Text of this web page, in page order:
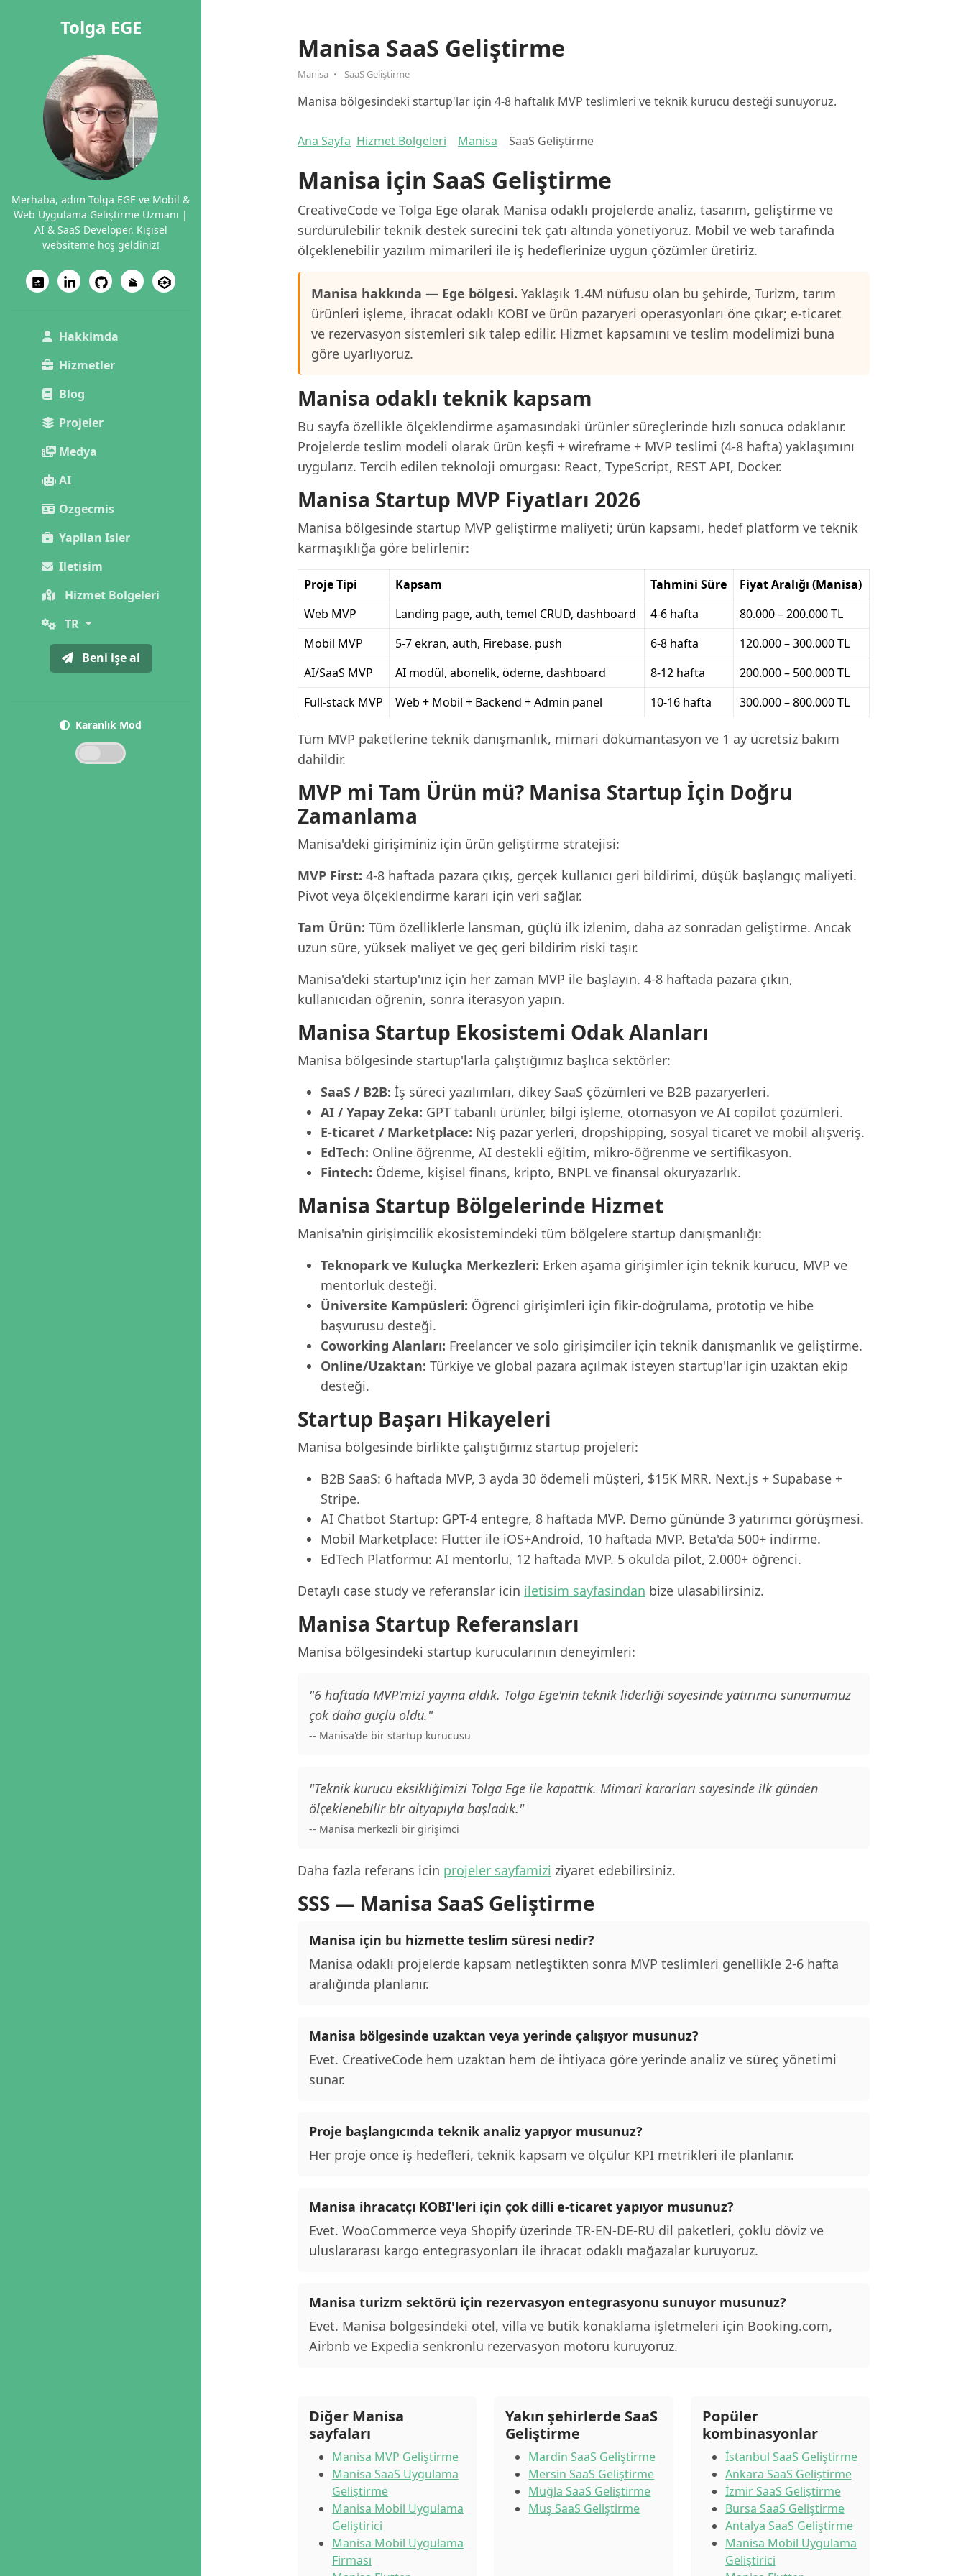
Tolga EGE
Merhaba, adım Tolga EGE ve Mobil &
Web Uygulama Geliştirme Uzmanı |
AI & SaaS Developer. Kişisel
websiteme hoş geldiniz!
Hakkimda
Hizmetler
Blog
Projeler
Medya
AI
Ozgecmis
Yapilan Isler
Iletisim
Hizmet Bolgeleri
TR
Beni işe al
Karanlık Mod
Manisa SaaS Geliştirme
Manisa SaaS Geliştirme
Manisa bölgesindeki startup'lar için 4-8 haftalık MVP teslimleri ve teknik kurucu desteği sunuyoruz.
Ana Sayfa Hizmet Bölgeleri Manisa SaaS Geliştirme
Manisa için SaaS Geliştirme
CreativeCode ve Tolga Ege olarak Manisa odaklı projelerde analiz, tasarım, geliştirme ve
sürdürülebilir teknik destek sürecini tek çatı altında yönetiyoruz. Mobil ve web tarafında
ölçeklenebilir yazılım mimarileri ile iş hedeflerinize uygun çözümler üretiriz.
Manisa hakkında — Ege bölgesi. Yaklaşık 1.4M nüfusu olan bu şehirde, Turizm, tarım
ürünleri işleme, ihracat odaklı KOBI ve ürün pazaryeri operasyonları öne çıkar; e-ticaret
ve rezervasyon sistemleri sık talep edilir. Hizmet kapsamını ve teslim modelimizi buna
göre uyarlıyoruz.
Manisa odaklı teknik kapsam
Bu sayfa özellikle ölçeklendirme aşamasındaki ürünler süreçlerinde hızlı sonuca odaklanır.
Projelerde teslim modeli olarak ürün keşfi + wireframe + MVP teslimi (4-8 hafta) yaklaşımını
uygularız. Tercih edilen teknoloji omurgası: React, TypeScript, REST API, Docker.
Manisa Startup MVP Fiyatları 2026
Manisa bölgesinde startup MVP geliştirme maliyeti; ürün kapsamı, hedef platform ve teknik
karmaşıklığa göre belirlenir:
Proje Tipi Kapsam Tahmini Süre
Fiyat Aralığı (Manisa)
Web MVP
Landing page, auth, temel CRUD, dashboard 4-6 hafta
80.000 – 200.000 TL
Mobil MVP
5-7 ekran, auth, Firebase, push 6-8 hafta
120.000 – 300.000 TL
AI/SaaS MVP
AI modül, abonelik, ödeme, dashboard 8-12 hafta
200.000 – 500.000 TL
Full-stack MVP
Web + Mobil + Backend + Admin panel 10-16 hafta 300.000 – 800.000 TL
Tüm MVP paketlerine teknik danışmanlık, mimari dökümantasyon ve 1 ay ücretsiz bakım
dahildir.
MVP mi Tam Ürün mü? Manisa Startup İçin Doğru
Zamanlama
Manisa'deki girişiminiz için ürün geliştirme stratejisi:
MVP First: 4-8 haftada pazara çıkış, gerçek kullanıcı geri bildirimi, düşük başlangıç maliyeti.
Pivot veya ölçeklendirme kararı için veri sağlar.
Tam Ürün: Tüm özelliklerle lansman, güçlü ilk izlenim, daha az sonradan geliştirme. Ancak
uzun süre, yüksek maliyet ve geç geri bildirim riski taşır.
Manisa'deki startup'ınız için her zaman MVP ile başlayın. 4-8 haftada pazara çıkın,
kullanıcıdan öğrenin, sonra iterasyon yapın.
Manisa Startup Ekosistemi Odak Alanları
Manisa bölgesinde startup'larla çalıştığımız başlıca sektörler:
SaaS / B2B: İş süreci yazılımları, dikey SaaS çözümleri ve B2B pazaryerleri.
AI / Yapay Zeka: GPT tabanlı ürünler, bilgi işleme, otomasyon ve AI copilot çözümleri.
E-ticaret / Marketplace: Niş pazar yerleri, dropshipping, sosyal ticaret ve mobil alışveriş.
EdTech: Online öğrenme, AI destekli eğitim, mikro-öğrenme ve sertifikasyon.
Fintech: Ödeme, kişisel finans, kripto, BNPL ve finansal okuryazarlık.
Manisa Startup Bölgelerinde Hizmet
Manisa'nin girişimcilik ekosistemindeki tüm bölgelere startup danışmanlığı:
Teknopark ve Kuluçka Merkezleri: Erken aşama girişimler için teknik kurucu, MVP ve
mentorluk desteği.
Üniversite Kampüsleri: Öğrenci girişimleri için fikir-doğrulama, prototip ve hibe
başvurusu desteği.
Coworking Alanları: Freelancer ve solo girişimciler için teknik danışmanlık ve geliştirme.
Online/Uzaktan: Türkiye ve global pazara açılmak isteyen startup'lar için uzaktan ekip
desteği.
Startup Başarı Hikayeleri
Manisa bölgesinde birlikte çalıştığımız startup projeleri:
B2B SaaS: 6 haftada MVP, 3 ayda 30 ödemeli müşteri, $15K MRR. Next.js + Supabase +
Stripe.
AI Chatbot Startup: GPT-4 entegre, 8 haftada MVP. Demo gününde 3 yatırımcı görüşmesi.
Mobil Marketplace: Flutter ile iOS+Android, 10 haftada MVP. Beta'da 500+ indirme.
EdTech Platformu: AI mentorlu, 12 haftada MVP. 5 okulda pilot, 2.000+ öğrenci.
Detaylı case study ve referanslar icin iletisim sayfasindan bize ulasabilirsiniz.
Manisa Startup Referansları
Manisa bölgesindeki startup kurucularının deneyimleri:
"6 haftada MVP'mizi yayına aldık. Tolga Ege'nin teknik liderliği sayesinde yatırımcı sunumumuz
çok daha güçlü oldu."
-- Manisa'de bir startup kurucusu
"Teknik kurucu eksikliğimizi Tolga Ege ile kapattık. Mimari kararları sayesinde ilk günden
ölçeklenebilir bir altyapıyla başladık."
-- Manisa merkezli bir girişimci
Daha fazla referans icin projeler sayfamizi ziyaret edebilirsiniz.
SSS — Manisa SaaS Geliştirme
Manisa için bu hizmette teslim süresi nedir?
Manisa odaklı projelerde kapsam netleştikten sonra MVP teslimleri genellikle 2-6 hafta
aralığında planlanır.
Manisa bölgesinde uzaktan veya yerinde çalışıyor musunuz?
Evet. CreativeCode hem uzaktan hem de ihtiyaca göre yerinde analiz ve süreç yönetimi
sunar.
Proje başlangıcında teknik analiz yapıyor musunuz?
Her proje önce iş hedefleri, teknik kapsam ve ölçülür KPI metrikleri ile planlanır.
Manisa ihracatçı KOBI'leri için çok dilli e-ticaret yapıyor musunuz?
Evet. WooCommerce veya Shopify üzerinde TR-EN-DE-RU dil paketleri, çoklu döviz ve
uluslararası kargo entegrasyonları ile ihracat odaklı mağazalar kuruyoruz.
Manisa turizm sektörü için rezervasyon entegrasyonu sunuyor musunuz?
Evet. Manisa bölgesindeki otel, villa ve butik konaklama işletmeleri için Booking.com,
Airbnb ve Expedia senkronlu rezervasyon motoru kuruyoruz.
Diğer Manisa
sayfaları
Manisa MVP Geliştirme
Manisa SaaS Uygulama
Geliştirme
Manisa Mobil Uygulama
Geliştirici
Manisa Mobil Uygulama
Firması
Yakın şehirlerde SaaS
Geliştirme
Mardin SaaS Geliştirme
Mersin SaaS Geliştirme
Muğla SaaS Geliştirme
Muş SaaS Geliştirme
Popüler
kombinasyonlar
İstanbul SaaS Geliştirme
Ankara SaaS Geliştirme
İzmir SaaS Geliştirme
Bursa SaaS Geliştirme
Antalya SaaS Geliştirme
Manisa Mobil Uygulama
Geliştirici